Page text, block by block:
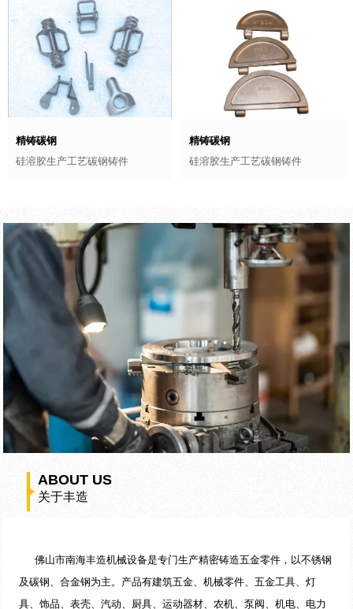
精铸碳钢
硅溶胶生产工艺碳钢铸件
精铸碳钢
硅溶胶生产工艺碳钢铸件
ABOUT US
关于丰造
佛山市南海丰造机械设备是专门生产精密铸造五金零件，以不锈钢
及碳钢、合金钢为主。产品有建筑五金、机械零件、五金工具、灯
具、饰品、表壳、汽动、厨具、运动器材、农机、泵阀、机电、电力